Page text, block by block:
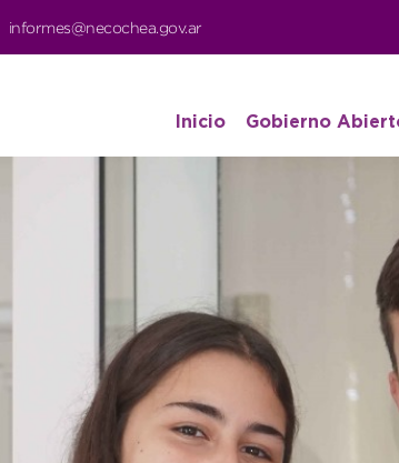
informes@necochea.gov.ar
Inicio Gobierno